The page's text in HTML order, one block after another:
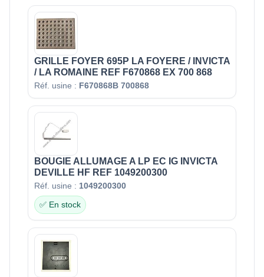
GRILLE FOYER 695P LA FOYERE / INVICTA
/ LA ROMAINE REF F670868 EX 700 868
Réf. usine : F670868B 700868
BOUGIE ALLUMAGE A LP EC IG INVICTA
DEVILLE HF REF 1049200300
Réf. usine : 1049200300
✅ En stock